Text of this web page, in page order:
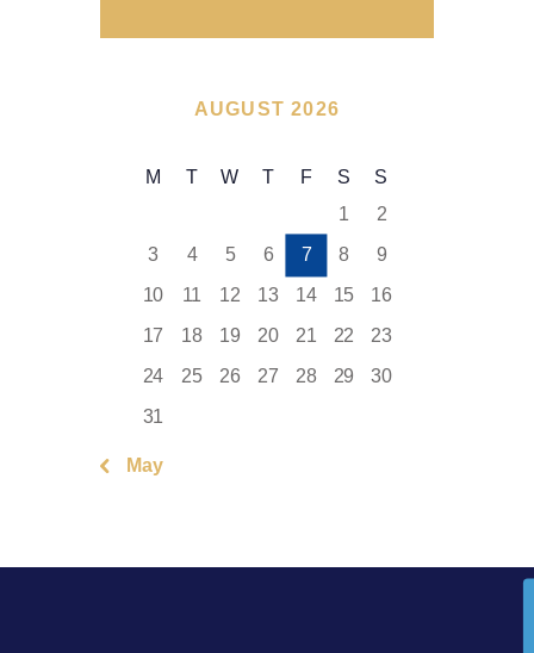
AUGUST 2026
M T W T F S
S
1
2
3
4 5 6 7 8
9
10
11 12 13 14 15
16
17
18 19 20 21 22
23
24
25 26 27 28 29
30
31
« May